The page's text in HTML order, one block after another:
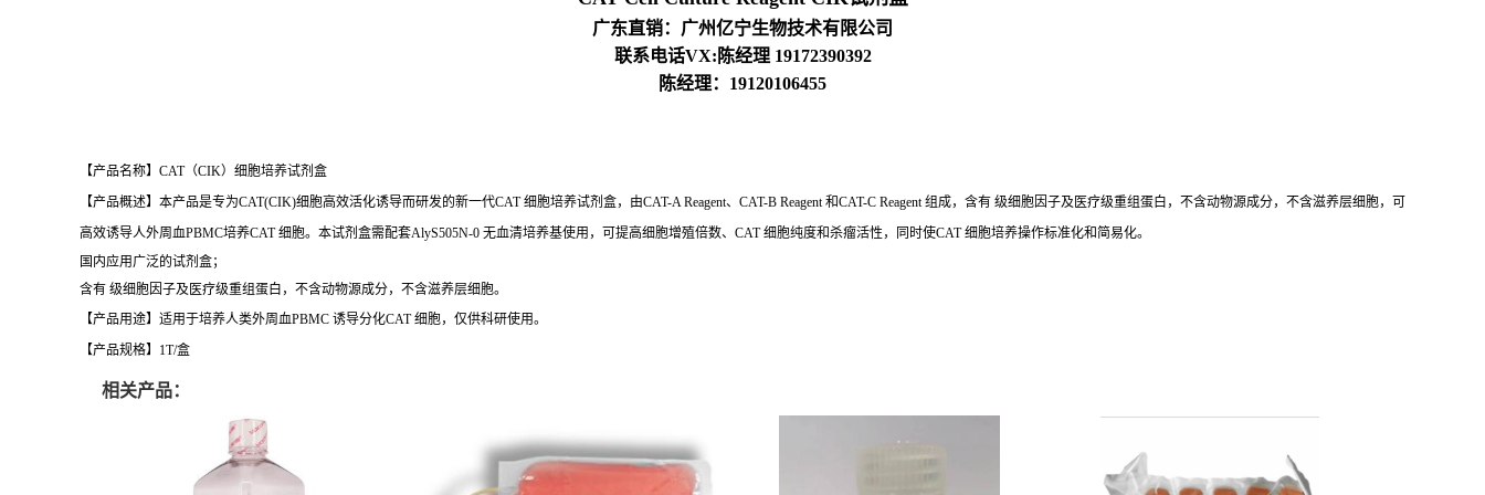
广东直销：广州亿宁生物技术有限公司
联系电话VX:陈经理 19172390392
陈经理：19120106455
【产品名称】CAT（CIK）细胞培养试剂盒
【产品概述】本产品是专为CAT(CIK)细胞高效活化诱导而研发的新一代CAT 细胞培养试剂盒，由CAT-A Reagent、CAT-B Reagent 和CAT-C Reagent 组成，含有 级细胞因子及医疗级重组蛋白，不含动物源成分，不含滋养层细胞，可
高效诱导人外周血PBMC培养CAT 细胞。本试剂盒需配套AlyS505N-0 无血清培养基使用，可提高细胞增殖倍数、CAT 细胞纯度和杀瘤活性，同时使CAT 细胞培养操作标准化和简易化。
国内应用广泛的试剂盒；
含有 级细胞因子及医疗级重组蛋白，不含动物源成分，不含滋养层细胞。
【产品用途】适用于培养人类外周血PBMC 诱导分化CAT 细胞，仅供科研使用。
【产品规格】1T/盒
相关产品：